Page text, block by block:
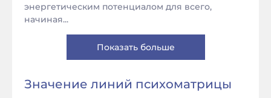
энергетическим потенциалом для всего,
начиная...
Показать больше
Значение линий психоматрицы